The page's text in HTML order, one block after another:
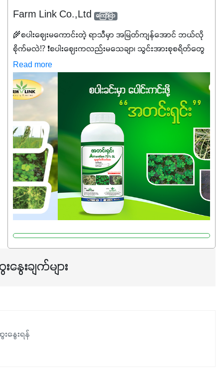
Farm Link Co.,Ltd ကြော်ငြာ
🌾စပါးဈေးမကောင်းတဲ့ ရာသီမှာ အမြတ်ကျန်အောင် ဘယ်လို
စိုက်မလဲ⁉️ ❗စပါးဈေးကလည်းမသေချာ၊ သွင်းအားစုစရိတ်တွေ
ကလည်း တက်နေတဲ့ဒီလိုအချိန်မှာ သွင်းအားစုဖိုးကို လျှော့ချပြီး
အထွက်နှုန်းကို ထိန်းထားနိုင်မှ ဦးကြီးတို့ အဆင်ပြေမှာနော် ✔️ဒါ
ကြောင့် ကိုယ်သုံးသမျှ ကိုယ့်အတွက်အကျိုးရစေမယ့်
အရည်အသွေးစိတ်ချရတဲ့ သွင်းအားစုပစ္စည်းတွေကိုပဲ ရွေးချယ်
သုံးသင့်ပါတယ်။
Read more
နွေးချက်များ
နွေးရန်